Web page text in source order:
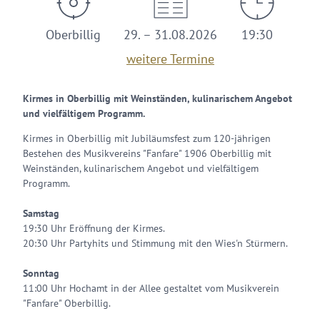
Oberbillig
29. – 31.08.2026
weitere Termine
19:30
Kirmes in Oberbillig mit Weinständen, kulinarischem Angebot
und vielfältigem Programm.
Kirmes in Oberbillig mit Jubiläumsfest zum 120-jährigen
Bestehen des Musikvereins "Fanfare" 1906 Oberbillig mit
Weinständen, kulinarischem Angebot und vielfältigem
Programm.
Samstag
19:30 Uhr Eröffnung der Kirmes.
20:30 Uhr Partyhits und Stimmung mit den Wies'n Stürmern.
Sonntag
11:00 Uhr Hochamt in der Allee gestaltet vom Musikverein
"Fanfare" Oberbillig.